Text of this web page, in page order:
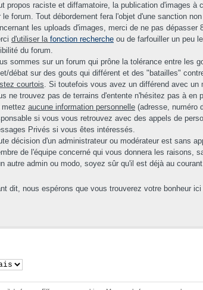
propos raciste et diffamatoire, la publication d'images à
le forum. Tout débordement fera l'objet d'une sanction
les uploads d'images, merci de ne pas
d'utiliser la fonction recherche ou de farfouiller un peu
du forum.
sommes sur un forum qui prône la tolérance entre les
débat sur des gouts qui différent et des "batailles"
courtois. Si toutefois vous avez un différend avec un
ne trouvez pas de terrains d'entente n'hésitez pas à en
mettez aucune information personnelle (adresse, numéro
si vous vous retrouvez avec des appels de
Privés si vous êtes intéressés.
décision d'un administrateur ou modérateur est sans
de l'équipe concerné qui vous donnera les raisons,
autre admin ou modo, soyez sûr qu'il est déjà au
dit, nous espérons que vous trouverez votre bonheur